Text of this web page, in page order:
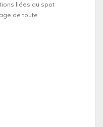
liées au spot
de toute